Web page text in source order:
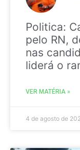
Politica:
pelo RN,
nas
liderá o
VER MATÉRIA »
4 de agosto de